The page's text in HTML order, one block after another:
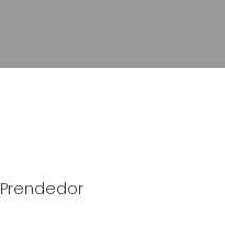
Prendedor